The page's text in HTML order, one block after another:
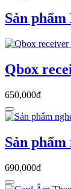
Sản
Qbox
650,000đ
Sản
690,000đ